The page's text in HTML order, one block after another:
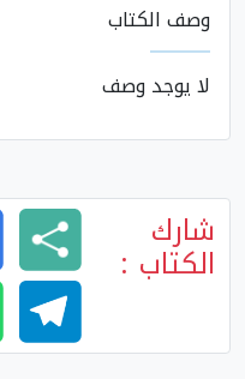
وصف الكتاب
لا يوجد وصف
شارك
الكتاب :